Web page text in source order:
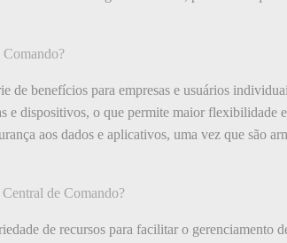
Comando?
de benefícios para empresas e usuários
e dispositivos, o que permite maior
aos dados e aplicativos, uma vez que são
de Comando?
de recursos para facilitar o gerenciamento